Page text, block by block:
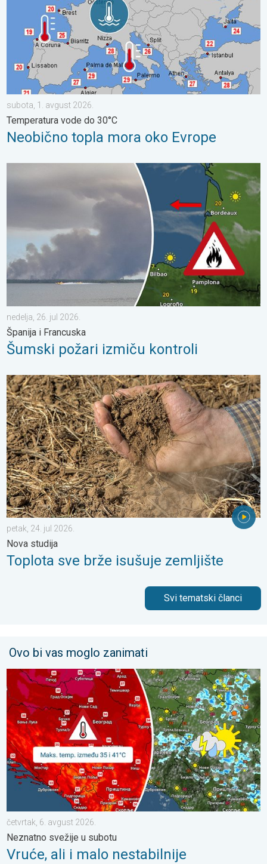
subota, 1. avgust 2026.
Temperatura vode do 30°C
Neobično topla mora oko Evrope
Šumski požari izmiču kontroli. Španija i Francuska. . . nedelja,
nedelja, 26. jul 2026.
Španija i Francuska
Šumski požari izmiču kontroli
Toplota sve brže isušuje zemljište. Nova studija. . . petak, 24.
petak, 24. jul 2026.
Nova studija
Toplota sve brže isušuje zemljište
Svi tematski članci
Ovo bi vas moglo zanimati
Vruće, ali i malo nestabilnije. Neznatno svežije u subotu. . .
četvrtak, 6. avgust 2026.
Neznatno svežije u subotu
Vruće, ali i malo nestabilnije